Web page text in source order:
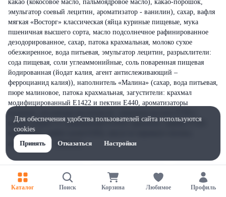
какао (кокосовое масло, пальмоядровое масло), какао-порошок,
эмульгатор соевый лецитин, ароматизатор - ванилин), сахар, вафля
мягкая «Восторг» классическая (яйца куриные пищевые, мука
пшеничная высшего сорта, масло подсолнечное рафинированное
дезодорированное, сахар, патока крахмальная, молоко сухое
обезжиренное, вода питьевая, эмульгатор лецитин, разрыхлители:
сода пищевая, соли углеаммонийные, соль поваренная пищевая
йодированная (йодат калия, агент антислеживающий –
ферроцианид калия)), наполнитель «Малина» (сахар, вода питьевая,
пюре малиновое, патока крахмальная, загустители: крахмал
модифицированный Е1422 и пектин Е440, ароматизаторы
цитрат натрия 3-х замещенный Е331iii, краситель: кармин Е120,
консервант: сорбат калия Е202), масло из коровьего молока,
ароматизатор - ванилин.
Каталог Поиск Корзина Любимое Профиль
Для обеспечения удобства пользователей сайта используются
cookies
Принять
Отказаться Настройки